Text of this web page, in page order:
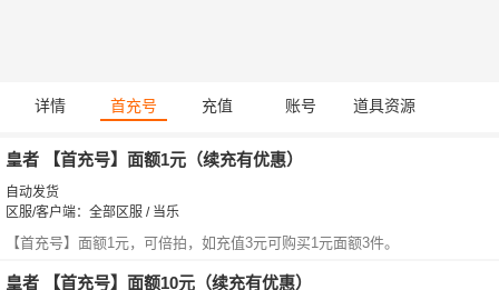
详情 首充号 充值 账号 道具资源
皇者 【首充号】面额1元（续充有优惠）
自动发货
区服/客户端：全部区服 / 当乐
【首充号】面额1元，可倍拍，如充值3元可购买1元面额3件。
皇者 【首充号】面额10元（续充有优惠）